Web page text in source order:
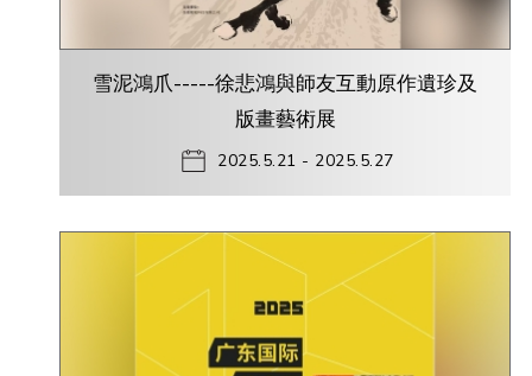
雪泥鴻爪-----徐悲鴻與師友互動原作遺珍及
版畫藝術展
2025.5.21 - 2025.5.27